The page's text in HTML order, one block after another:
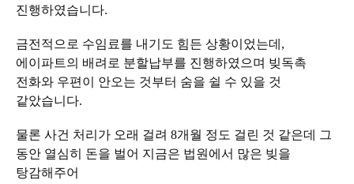
진행하였습니다.
금전적으로 수임료를 내기도 힘든 상황이었는데,
에이파트의 배려로 분할납부를 진행하였으며 빚독촉
전화와 우편이 안오는 것부터 숨을 쉴 수 있을 것
같았습니다.
물론 사건 처리가 오래 걸려 8개월 정도 걸린 것 같은데 그
동안 열심히 돈을 벌어 지금은 법원에서 많은 빚을
탕감해주어